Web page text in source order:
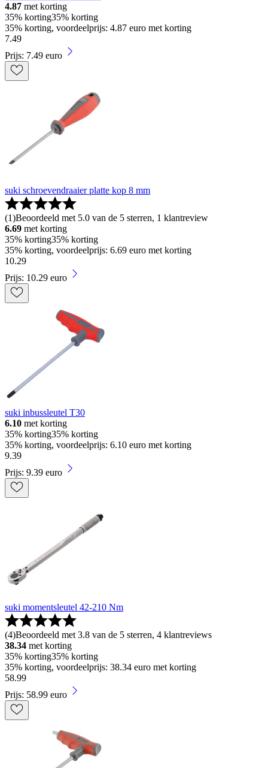
4.87 met korting
35% korting35% korting
35% korting, voordeelprijs: 4.87 euro met korting
7.49
Prijs: 7.49 euro
suki schroevendraaier platte kop 8 mm
(1)Beoordeeld met 5.0 van de 5 sterren, 1 klantreview
6.69 met korting
35% korting35% korting
35% korting, voordeelprijs: 6.69 euro met korting
10.29
Prijs: 10.29 euro
suki inbussleutel T30
6.10 met korting
35% korting35% korting
35% korting, voordeelprijs: 6.10 euro met korting
9.39
Prijs: 9.39 euro
suki momentsleutel 42-210 Nm
(4)Beoordeeld met 3.8 van de 5 sterren, 4 klantreviews
38.34 met korting
35% korting35% korting
35% korting, voordeelprijs: 38.34 euro met korting
58.99
Prijs: 58.99 euro